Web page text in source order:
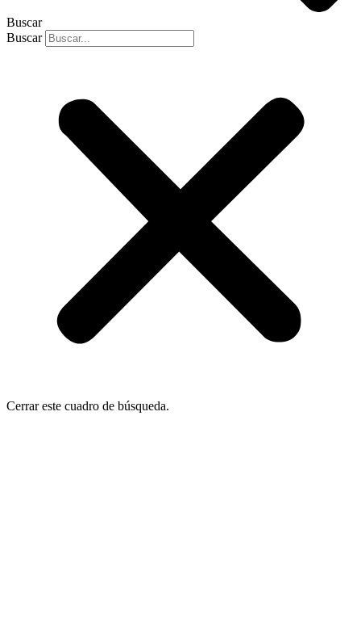
Buscar
Buscar
Cerrar este cuadro de búsqueda.